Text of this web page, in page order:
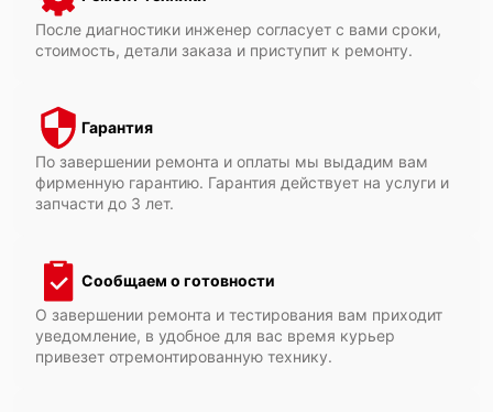
После диагностики инженер согласует с вами сроки,
стоимость, детали заказа и приступит к ремонту.
Гарантия
По завершении ремонта и оплаты мы выдадим вам
фирменную гарантию. Гарантия действует на услуги и
запчасти до 3 лет.
Сообщаем о готовности
О завершении ремонта и тестирования вам приходит
уведомление, в удобное для вас время курьер
привезет отремонтированную технику.